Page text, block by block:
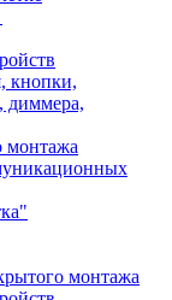
кнопки,
диммера,
монтажа
монтажа